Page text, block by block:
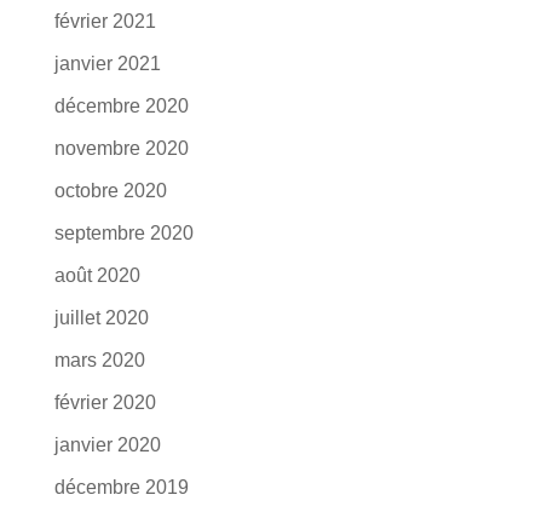
février 2021
janvier 2021
décembre 2020
novembre 2020
octobre 2020
septembre 2020
août 2020
juillet 2020
mars 2020
février 2020
janvier 2020
décembre 2019